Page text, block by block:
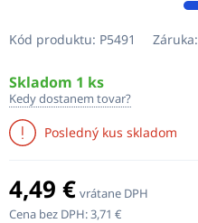
Kód produktu: P5491 Záruka:
Skladom 1 ks
Kedy dostanem tovar?
Posledný kus skladom
4,49 € vrátane DPH
Cena bez DPH:3,71 €